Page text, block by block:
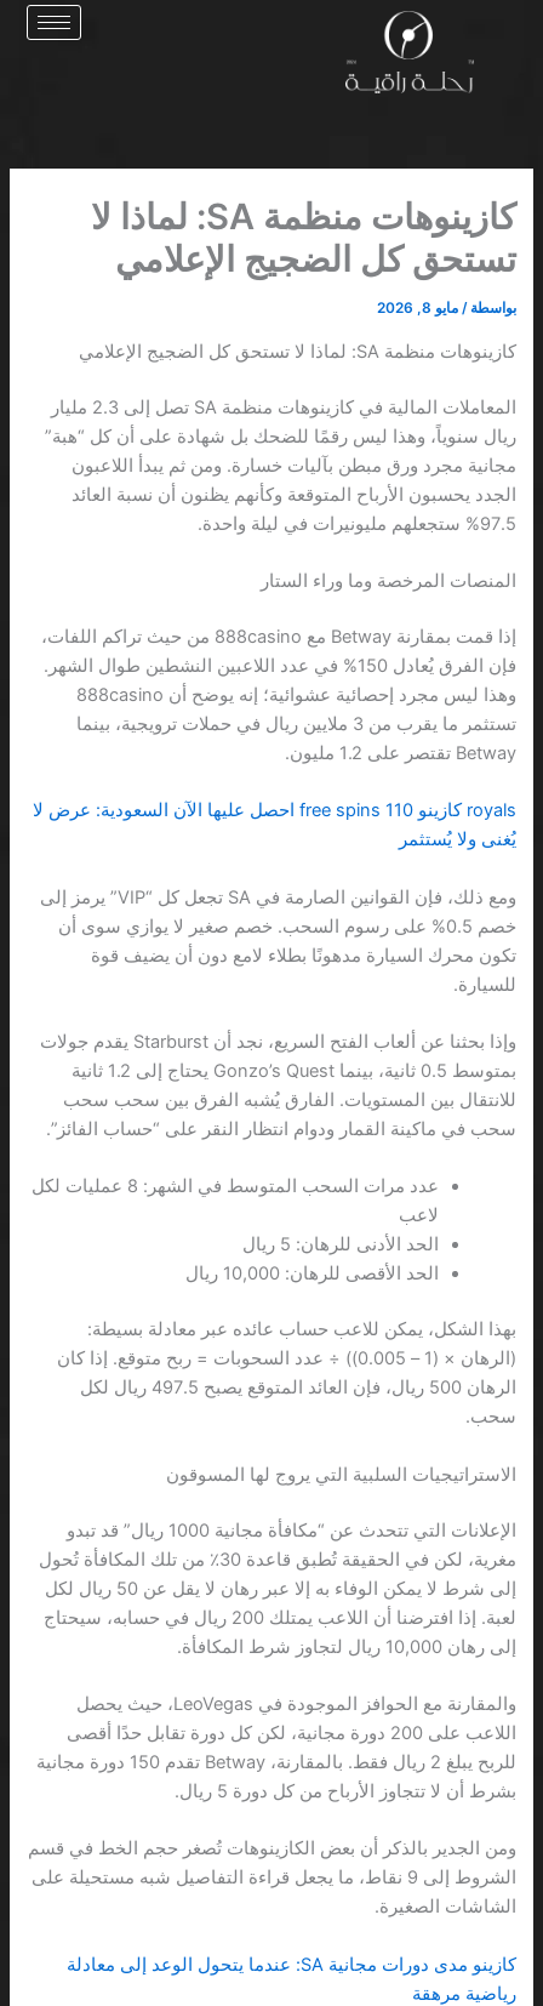
كازينوهات منظمة SA: لماذا لا
تستحق كل الضجيج الإعلامي
بواسطة /مايو 8, 2026
كازينوهات منظمة SA: لماذا لا تستحق كل الضجيج الإعلامي
المعاملات المالية في كازينوهات منظمة SA تصل إلى 2.3 مليار
ريال سنوياً، وهذا ليس رقمًا للضحك بل شهادة على أن كل “هبة”
مجانية مجرد ورق مبطن بآليات خسارة. ومن ثم يبدأ اللاعبون
الجدد يحسبون الأرباح المتوقعة وكأنهم يظنون أن نسبة العائد
97.5% ستجعلهم مليونيرات في ليلة واحدة.
المنصات المرخصة وما وراء الستار
إذا قمت بمقارنة Betway مع 888casino من حيث تراكم اللفات،
فإن الفرق يُعادل 150% في عدد اللاعبين النشطين طوال الشهر.
وهذا ليس مجرد إحصائية عشوائية؛ إنه يوضح أن 888casino
تستثمر ما يقرب من 3 ملايين ريال في حملات ترويجية، بينما
Betway تقتصر على 1.2 مليون.
royals كازينو 110 free spins احصل عليها الآن السعودية: عرض لا
يُغنى ولا يُستثمر
ومع ذلك، فإن القوانين الصارمة في SA تجعل كل “VIP” يرمز إلى
خصم 0.5% على رسوم السحب. خصم صغير لا يوازي سوى أن
تكون محرك السيارة مدهونًا بطلاء لامع دون أن يضيف قوة
للسيارة.
وإذا بحثنا عن ألعاب الفتح السريع، نجد أن Starburst يقدم جولات
بمتوسط 0.5 ثانية، بينما Gonzo’s Quest يحتاج إلى 1.2 ثانية
للانتقال بين المستويات. الفارق يُشبه الفرق بين سحب سحب
سحب في ماكينة القمار ودوام انتظار النقر على “حساب الفائز”.
عدد مرات السحب المتوسط في الشهر: 8 عمليات لكل
لاعب
الحد الأدنى للرهان: 5 ريال
الحد الأقصى للرهان: 10,000 ريال
بهذا الشكل، يمكن للاعب حساب عائده عبر معادلة بسيطة:
(الرهان × (1 – 0.005)) ÷ عدد السحوبات = ربح متوقع. إذا كان
الرهان 500 ريال، فإن العائد المتوقع يصبح 497.5 ريال لكل
سحب.
الاستراتيجيات السلبية التي يروج لها المسوقون
الإعلانات التي تتحدث عن “مكافأة مجانية 1000 ريال” قد تبدو
مغرية، لكن في الحقيقة تُطبق قاعدة 30٪ من تلك المكافأة تُحول
إلى شرط لا يمكن الوفاء به إلا عبر رهان لا يقل عن 50 ريال لكل
لعبة. إذا افترضنا أن اللاعب يمتلك 200 ريال في حسابه، سيحتاج
إلى رهان 10,000 ريال لتجاوز شرط المكافأة.
والمقارنة مع الحوافز الموجودة في LeoVegas، حيث يحصل
اللاعب على 200 دورة مجانية، لكن كل دورة تقابل حدًا أقصى
للربح يبلغ 2 ريال فقط. بالمقارنة، Betway تقدم 150 دورة مجانية
بشرط أن لا تتجاوز الأرباح من كل دورة 5 ريال.
ومن الجدير بالذكر أن بعض الكازينوهات تُصغر حجم الخط في قسم
الشروط إلى 9 نقاط، ما يجعل قراءة التفاصيل شبه مستحيلة على
الشاشات الصغيرة.
كازينو مدى دورات مجانية SA: عندما يتحول الوعد إلى معادلة
رياضية مرهقة